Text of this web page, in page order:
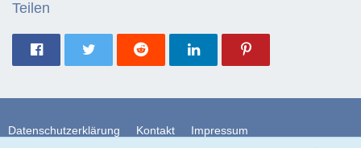
Teilen
Datenschutzerklärung Kontakt Impressum